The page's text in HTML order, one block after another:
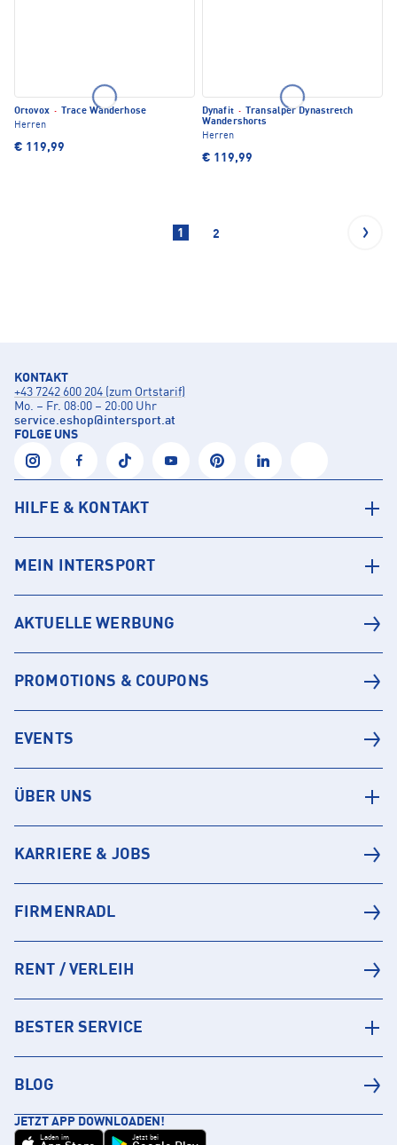
Ortovox ·
Trace Wanderhose
Herren
€ 119,99
Dynafit ·
Transalper Dynastretch
Wandershorts
Herren
€ 119,99
1 2
KONTAKT
+43 7242 600 204 (zum Ortstarif)
Mo. – Fr. 08:00 – 20:00 Uhr
service.eshop@intersport.at
FOLGE UNS
HILFE & KONTAKT
MEIN INTERSPORT
AKTUELLE WERBUNG
PROMOTIONS & COUPONS
EVENTS
ÜBER UNS
KARRIERE & JOBS
FIRMENRADL
RENT / VERLEIH
BESTER SERVICE
BLOG
JETZT APP DOWNLOADEN!
Laden im Jetzt bei